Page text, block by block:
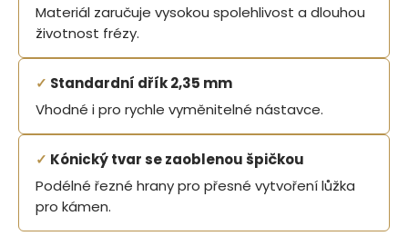
Materiál zaručuje vysokou spolehlivost a dlouhou
životnost frézy.
✓ Standardní dřík 2,35 mm
Vhodné i pro rychle vyměnitelné nástavce.
✓ Kónický tvar se zaoblenou špičkou
Podélné řezné hrany pro přesné vytvoření lůžka
pro kámen.